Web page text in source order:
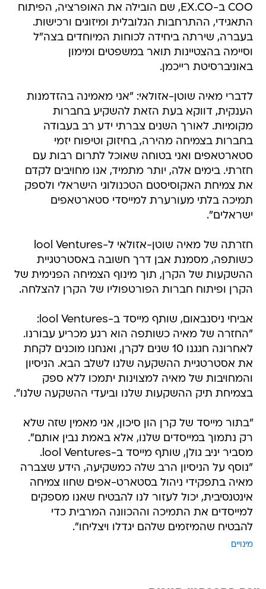
COO ב-EX.CO, שם הובילה את האופרציה, הפיתוח
התאגידי, ההתרחבות הגלובלית ומיזוגים ורכישות.
בעברה, שירתה ביחידה לכוחות המיוחדים בצה"ל
וסיימה בהצטיינות תואר במשפטים ומימון
באוניברסיטת רייכמן.
לדברי מאיה שוטן-אזולאי: "אני מאמינה בהזדמנות
הענקית, דווקא בעת הזאת להשקיע בחברות
מקומיות. לאורך השנים צברתי ידע רב בעבודה
בחברות בצמיחה מהירה, בחיזוק וטיפוח יזמי
סטארטאפים ואני בטוחה שאוכל לתרום רבות עם
חזרתי. בימים אלה, יותר מתמיד, אנו מחויבים לקדם
את צמיחת האקוסיסטם הטכנולוגי הישראלי ולספק
תמיכה בלתי מעורערת למייסדי סטארטאפים
ישראלים".
חזרתה של מאיה שוטן-אזולאי ל-lool Ventures
כשותפה, מסמנת אבן דרך חשובה באסטרטגיית
ההשקעות של הקרן, תוך מינוף הצמיחה הפנימית של
הקרן ופיתוח חברות הפורטפוליו של הקרן להצלחה.
אביחי ניסנבאום, שותף מייסד ב-lool Ventures:
"החזרה של מאיה כשותפה הוא רגע מכריע עבורנו.
לאחרונה חגגנו 10 שנים לקרן, ואנחנו מוכנים לקחת
את אסטרטגיית ההשקעה שלנו לשלב הבא. הניסיון
והמחויבות של מאיה למצוינות יתמכו ללא ספק
בצמיחת תיק ההשקעות שלנו וביעדי ההשקעה שלנו".
"בתור מייסד של קרן הון סיכון, אני מאמין שזה שלא
רק נתמוך במייסדים שלנו, אלא באמת נבין אותם".
מסביר יניב גולן, שותף מייסד ב-lool Ventures.
"נוסף על הניסיון הרב שלה כמשקיעה, הידע שצברה
מאיה בתפקידי ניהול בסטארט-אפים שחוו צמיחה
אינטנסיבית, יכול לעזור לנו להבטיח שאנו מספקים
למייסדים את התמיכה וההכוונה המרבית כדי
להבטיח שהמיזמים שלהם יגדלו ויצליחו".
מינויים